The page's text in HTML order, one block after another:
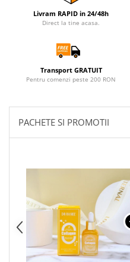
Livram RAPID in 24/48h
Direct la tine acasa.
Transport GRATUIT
Pentru comenzi peste 200 RON
PACHETE SI PROMOTII